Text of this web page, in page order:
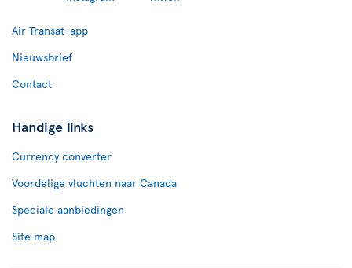
Air Transat-app
Nieuwsbrief
Contact
Handige links
Currency converter
Voordelige vluchten naar Canada
Speciale aanbiedingen
Site map